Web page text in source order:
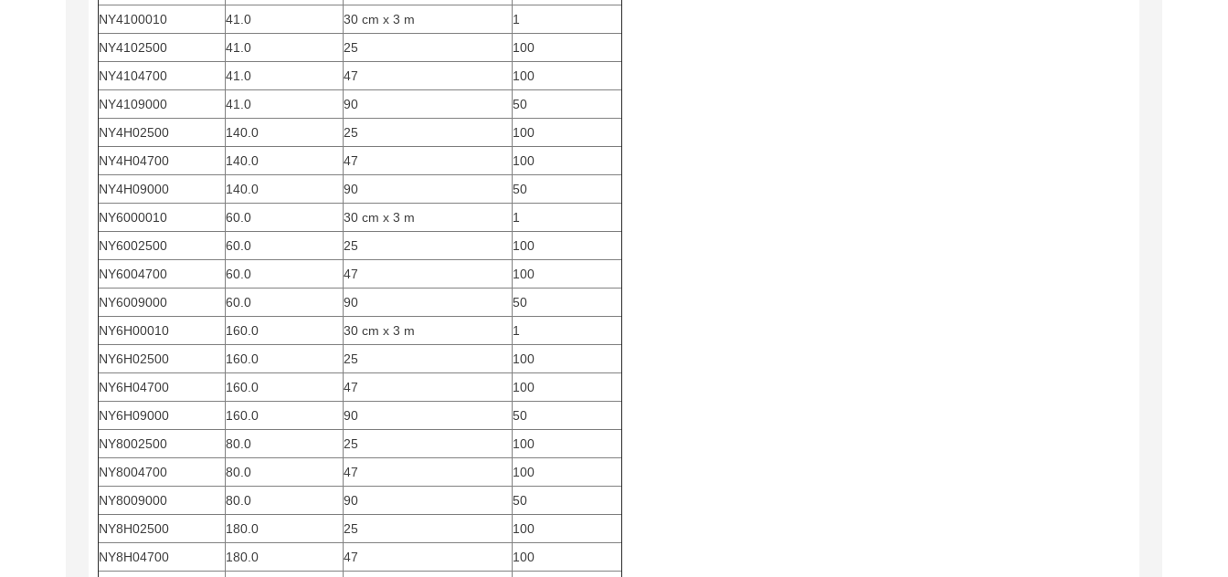
NY4100010
41.0 30 cm x 3 m
1
NY4102500
41.0 25
100
NY4104700
41.0 47
100
NY4109000
41.0 90
50
NY4H02500
140.0 25
100
NY4H04700
140.0 47
100
NY4H09000
140.0 90
50
NY6000010
60.0 30 cm x 3 m
1
NY6002500
60.0 25
100
NY6004700
60.0 47
100
NY6009000
60.0 90
50
NY6H00010
160.0 30 cm x 3 m
1
NY6H02500
160.0 25
100
NY6H04700
160.0 47
100
NY6H09000
160.0 90
50
NY8002500
80.0 25
100
NY8004700
80.0 47
100
NY8009000
80.0 90
50
NY8H02500
180.0 25
100
NY8H04700
180.0 47
100